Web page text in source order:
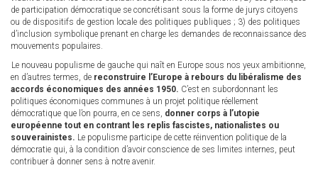
de participation démocratique se concrétisant sous la forme de jurys citoyens
ou de dispositifs de gestion locale des politiques publiques ; 3) des politiques
d’inclusion symbolique prenant en charge les demandes de reconnaissance des
mouvements populaires.
Le nouveau populisme de gauche qui naît en Europe sous nos yeux ambitionne,
en d’autres termes, de reconstruire l’Europe à rebours du libéralisme des
accords économiques des années 1950. C’est en subordonnant les
politiques économiques communes à un projet politique réellement
démocratique que l’on pourra, en ce sens, donner corps à l’utopie
européenne tout en contrant les replis fascistes, nationalistes ou
souverainistes. Le populisme participe de cette réinvention politique de la
démocratie qui, à la condition d’avoir conscience de ses limites internes, peut
contribuer à donner sens à notre avenir.